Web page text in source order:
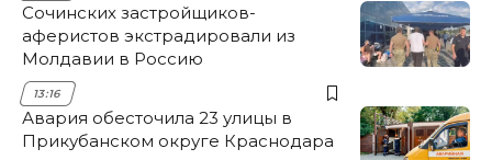
Сочинских застройщиков-
аферистов экстрадировали из
Молдавии в Россию
13:16
Авария обесточила 23 улицы в
Прикубанском округе Краснодара